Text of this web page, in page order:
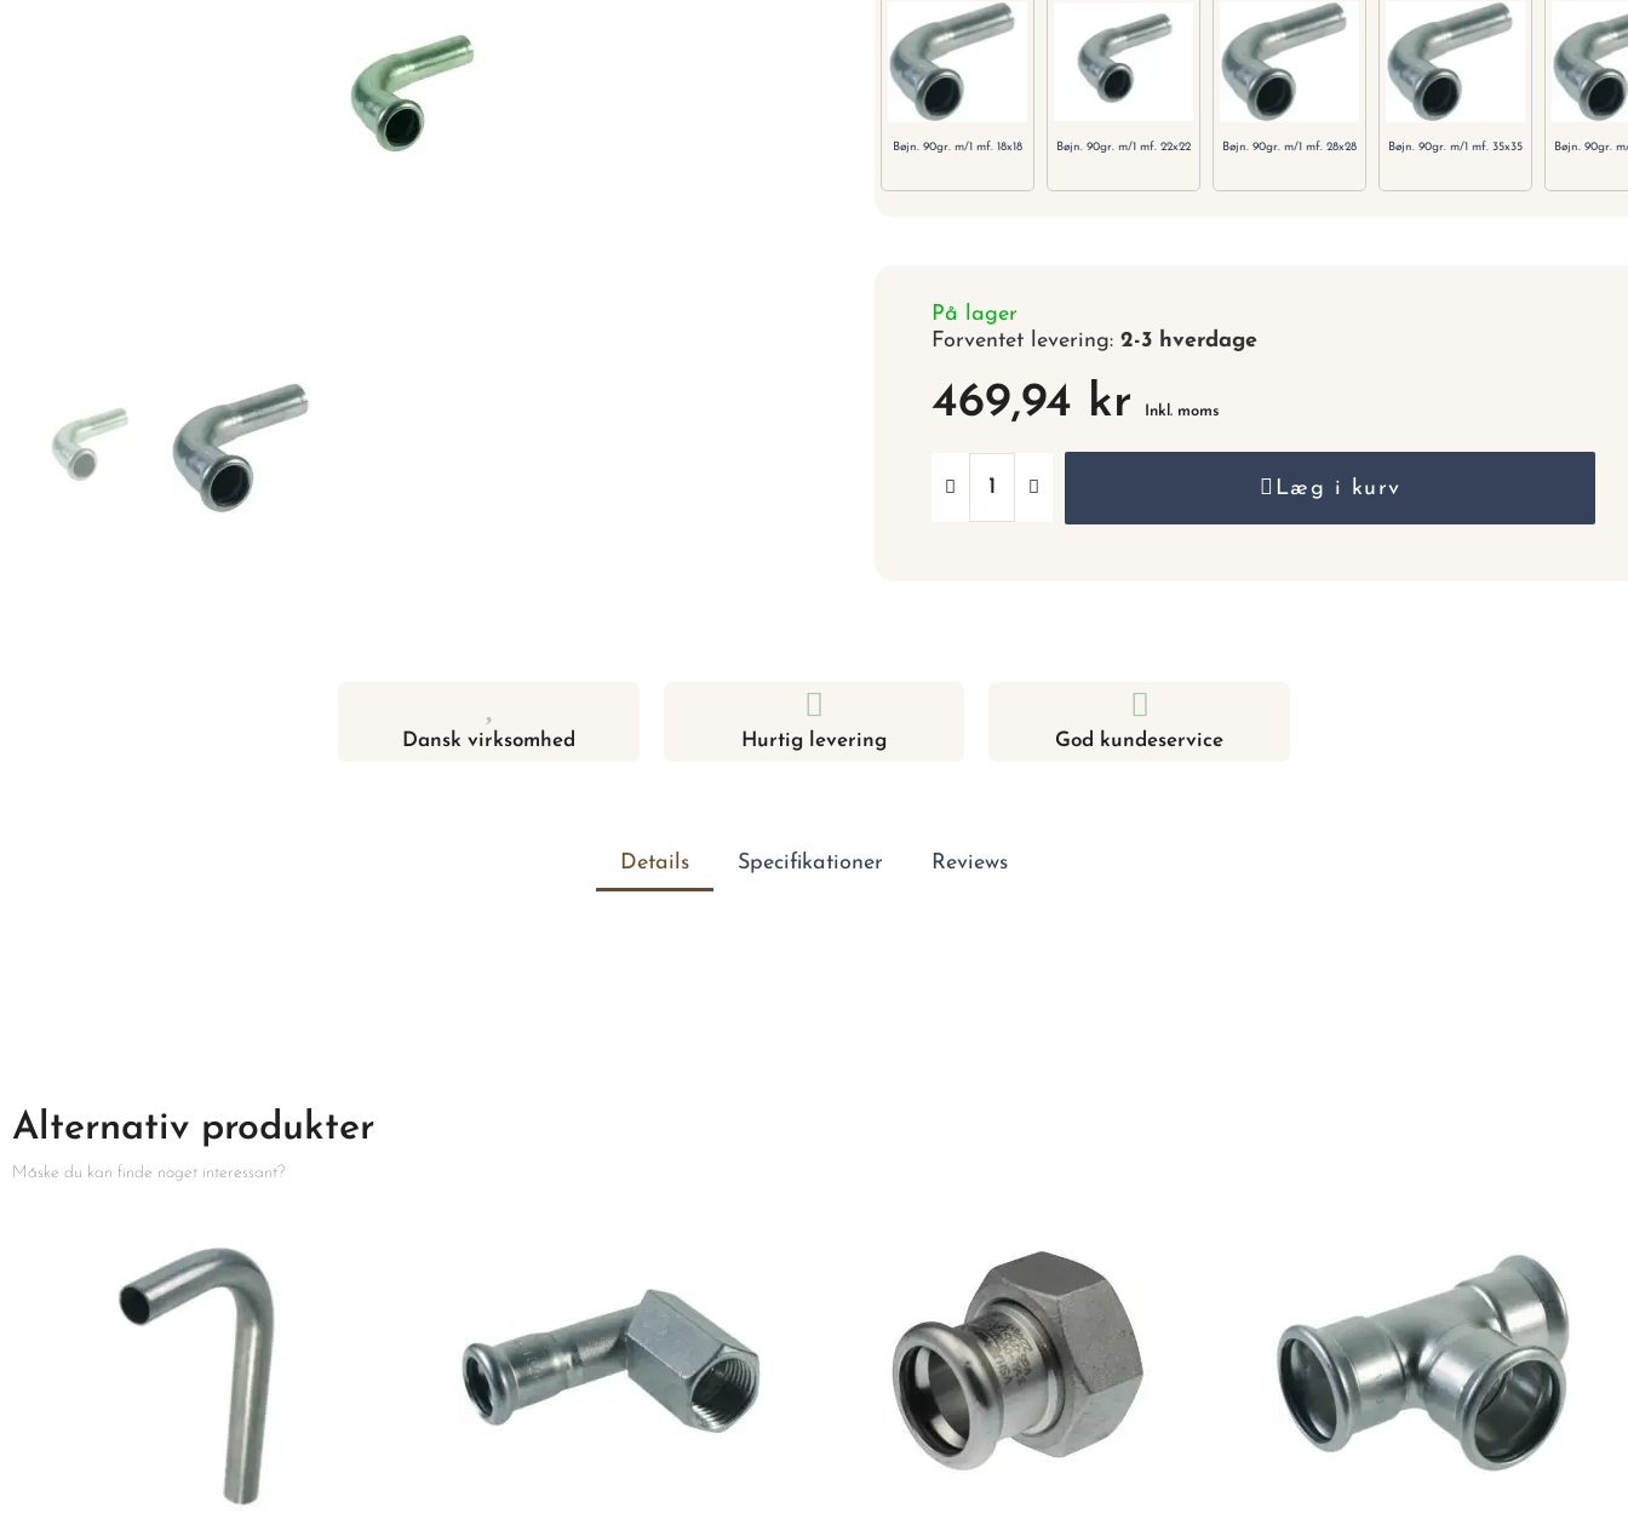
Bøjn. 90gr. m/1 mf. 18x18 Bøjn. 90gr. m/1 mf. 22x22 Bøjn. 90gr. m/1 mf. 28x28 Bøjn. 90gr. m/1 mf. 35x35 Bøjn. 90gr.
På lager
Forventet levering:2-3 hverdage
469,94 kr Inkl. moms
Læg i kurv
Dansk virksomhed Hurtig levering God kundeservice
Details Specifikationer Reviews
Alternativ produkter
Måske du kan finde noget interessant?